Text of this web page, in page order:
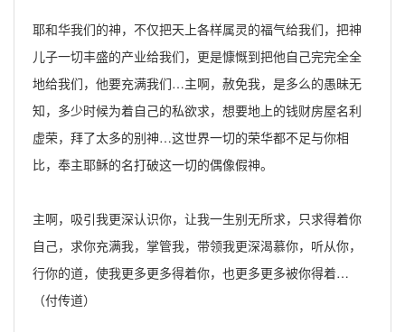
耶和华我们的神，不仅把天上各样属灵的福气给我们，把神
儿子一切丰盛的产业给我们，更是慷慨到把他自己完完全全
地给我们，他要充满我们…主啊，赦免我，是多么的愚昧无
知，多少时候为着自己的私欲求，想要地上的钱财房屋名利
虚荣，拜了太多的别神…这世界一切的荣华都不足与你相
比，奉主耶稣的名打破这一切的偶像假神。
主啊，吸引我更深认识你，让我一生别无所求，只求得着你
自己，求你充满我，掌管我，带领我更深渴慕你，听从你，
行你的道，使我更多更多得着你，也更多更多被你得着…
（付传道）